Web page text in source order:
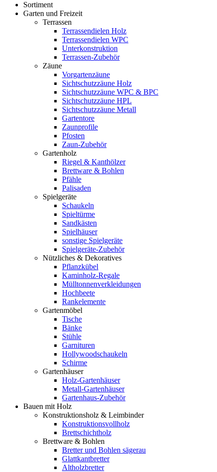
Sortiment
Garten und Freizeit
Terrassen
Terrassendielen Holz
Terrassendielen WPC
Unterkonstruktion
Terrassen-Zubehör
Zäune
Vorgartenzäune
Sichtschutzzäune Holz
Sichtschutzzäune WPC & BPC
Sichtschutzzäune HPL
Sichtschutzzäune Metall
Gartentore
Zaunprofile
Pfosten
Zaun-Zubehör
Gartenholz
Riegel & Kanthölzer
Brettware & Bohlen
Pfähle
Palisaden
Spielgeräte
Schaukeln
Spieltürme
Sandkästen
Spielhäuser
sonstige Spielgeräte
Spielgeräte-Zubehör
Nützliches & Dekoratives
Pflanzkübel
Kaminholz-Regale
Mülltonnenverkleidungen
Hochbeete
Rankelemente
Gartenmöbel
Tische
Bänke
Stühle
Garnituren
Hollywoodschaukeln
Schirme
Gartenhäuser
Holz-Gartenhäuser
Metall-Gartenhäuser
Gartenhaus-Zubehör
Bauen mit Holz
Konstruktionsholz & Leimbinder
Konstruktionsvollholz
Brettschichtholz
Brettware & Bohlen
Bretter und Bohlen sägerau
Glattkantbretter
Altholzbretter